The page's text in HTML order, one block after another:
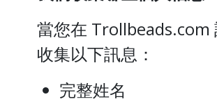
當您在 Trollbeads.com
收集以下訊息：
完整姓名